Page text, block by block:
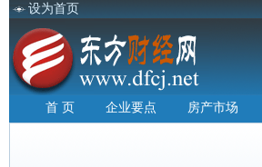
设为首页
首 页 企业要点 房产市场